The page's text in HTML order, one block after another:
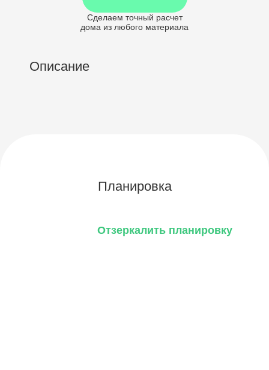
Сделаем точный расчет
дома из любого материала
Описание
Планировка
Отзеркалить планировку